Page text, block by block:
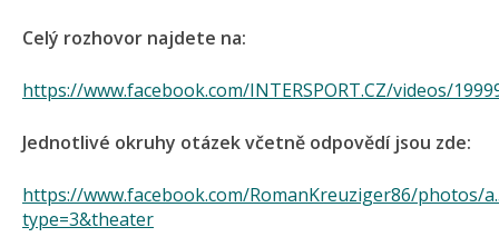
Celý rozhovor najdete na:
https://www.facebook.com/INTERSPORT.CZ/videos/
Jednotlivé okruhy otázek včetně odpovědí jsou zde:
https://www.facebook.com/RomanKreuziger86/photos/
type=3&theater